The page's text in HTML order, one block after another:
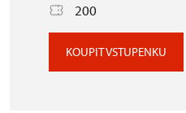
200
KOUPIT VSTUPENKU